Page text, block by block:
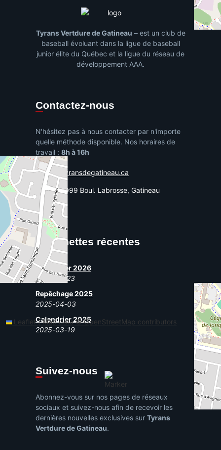
Leaflet |Map data ©OpenStreetMap contributors
Tyrans Vertdure de Gatineau – est un club de
baseball évoluant dans la ligue de baseball
junior élite du Québec et la ligue du réseau de
développement AAA.
Contactez-nous
N'hésitez pas à nous contacter par n'importe
quelle méthode disponible. Nos horaires de
travail : 8h à 16h
info@tyransdegatineau.ca
SS04-999 Boul. Labrosse, Gatineau
Québec
Manchettes récentes
Calendrier 2026
2026-02-23
Repêchage 2025
2025-04-03
Calendrier 2025
2025-03-19
Suivez-nous
Abonnez-vous sur nos pages de réseaux
sociaux et suivez-nous afin de recevoir les
dernières nouvelles exclusives sur Tyrans
Vertdure de Gatineau.